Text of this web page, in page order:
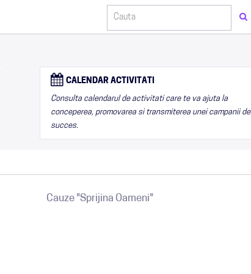
CALENDAR ACTIVITATI
Consulta calendarul de activitati care te va ajuta la
conceperea, promovarea si transmiterea unei campanii de
succes.
Cauze "Sprijina Oameni"